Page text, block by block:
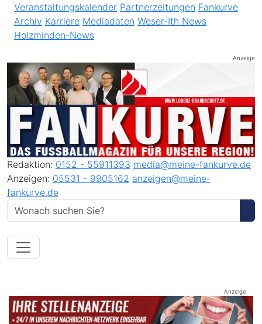
Veranstaltungskalender Partnerzeitungen Fankurve
Archiv Karriere Mediadaten Weser-Ith News
Holzminden-News
Anzeige
Redaktion: 0152 - 55911393 media@meine-fankurve.de
Anzeigen: 05531 - 9905162 anzeigen@meine-
fankurve.de
Anzeige